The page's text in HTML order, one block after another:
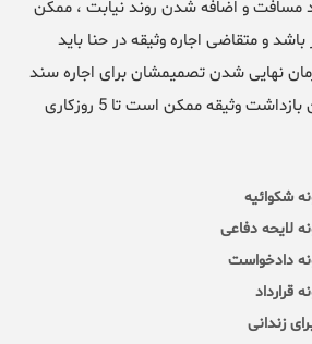
مسافت و اضافه شدن روند نیابت ، ممکن
باشد و متقاضی اجاره وثیقه در حنا باید
نهایی شدن تصمیمشان برای اجاره سند
وثیقه شهرستان تا زمان بازداشت وثیقه ممکن است تا 5 روزکاری
شکوائیه
لایحه دفاعی
دادخواست
قرارداد
زندانی